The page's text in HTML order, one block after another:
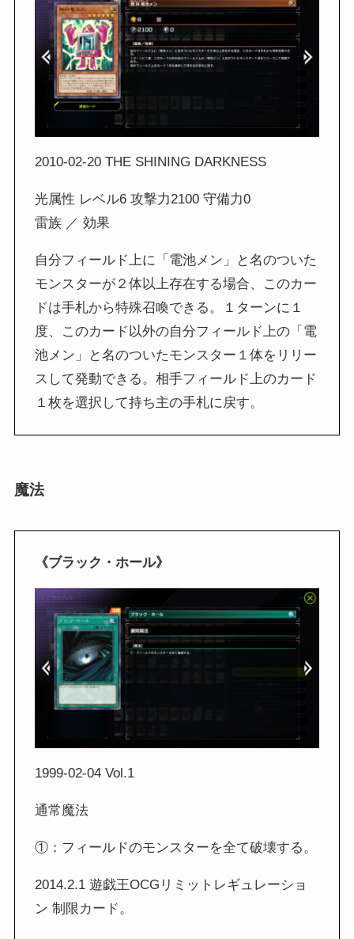
2010-02-20 THE SHINING DARKNESS
光属性 レベル6 攻撃力2100 守備力0
雷族 ／ 効果
自分フィールド上に「電池メン」と名のついた
モンスターが２体以上存在する場合、このカー
ドは手札から特殊召喚できる。１ターンに１
度、このカード以外の自分フィールド上の「電
池メン」と名のついたモンスター１体をリリー
スして発動できる。相手フィールド上のカード
１枚を選択して持ち主の手札に戻す。
魔法
《ブラック・ホール》
1999-02-04 Vol.1
通常魔法
①：フィールドのモンスターを全て破壊する。
2014.2.1 遊戯王OCGリミットレギュレーショ
ン 制限カード。